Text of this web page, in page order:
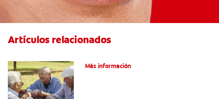
Artículos relacionados
Más información